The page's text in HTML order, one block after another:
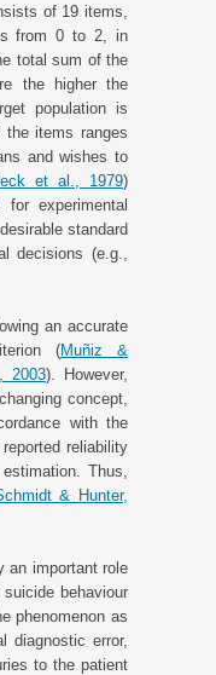
of 19 items,
from 0 to 2, in
total sum of the
the higher the
population is
items ranges
and wishes to
et al., 1979)
experimental
standard
decisions (e.g.,
an accurate
(Muñiz &
2003). However,
concept,
with the
reliability
Thus,
& Hunter,
an important role
behaviour
phenomenon as
error,
to the patient